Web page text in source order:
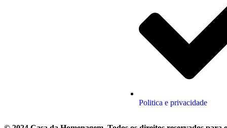
Politica e privacidade